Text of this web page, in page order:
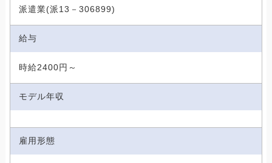
派遣業(派13－306899)
給与
時給2400円～
モデル年収
雇用形態